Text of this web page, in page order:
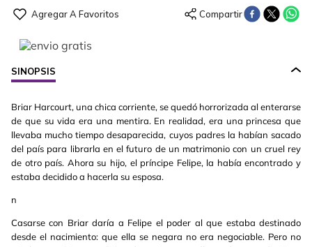
SINOPSIS
Briar Harcourt, una chica corriente, se quedó horrorizada al enterarse
de que su vida era una mentira. En realidad, era una princesa que
llevaba mucho tiempo desaparecida, cuyos padres la habían sacado
del país para librarla en el futuro de un matrimonio con un cruel rey
de otro país. Ahora su hijo, el príncipe Felipe, la había encontrado y
estaba decidido a hacerla su esposa.
n
Casarse con Briar daría a Felipe el poder al que estaba destinado
desde el nacimiento: que ella se negara no era negociable. Pero no